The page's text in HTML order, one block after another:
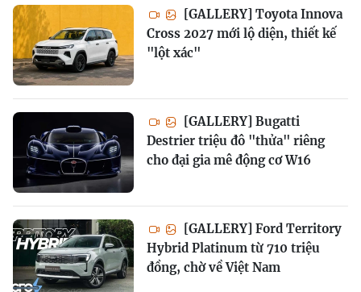
[GALLERY] Toyota Innova
Cross 2027 mới lộ diện, thiết kế
"lột xác"
[GALLERY] Bugatti
Destrier triệu đô "thửa" riêng
cho đại gia mê động cơ W16
[GALLERY] Ford Territory
Hybrid Platinum từ 710 triệu
đồng, chờ về Việt Nam